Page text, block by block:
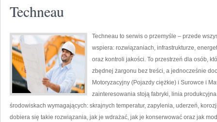
Techneau
Techneau to serwis o przemyśle – przede
wspiera: rozwiązaniach, infrastrukturze,
oraz kontroli jakości. To przestrzeń dla osób,
zbędnej żargonu bez treści, a jednocześnie
Motoryzacyjny (Pojazdy ciężkie) i Surowce i
zainteresowania stoją fabryki, linia
środowiskach wymagających: skrajnych temperatur, zapylenia, uderzeń,
dobiera się takie rozwiązania, jak je wdrażać, jak je konserwować oraz jak